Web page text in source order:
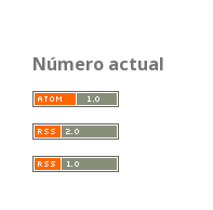
Número actual